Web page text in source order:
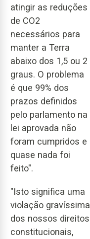
atingir as reduções
de CO2
necessários para
manter a Terra
abaixo dos 1,5 ou 2
graus. O problema
é que 99% dos
prazos definidos
pelo parlamento na
lei aprovada não
foram cumpridos e
quase nada foi
feito".
"Isto significa uma
violação gravíssima
dos nossos direitos
constitucionais,